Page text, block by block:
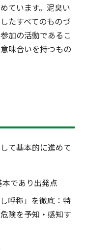
ています。泥臭い
たすべてのものづ
加の活動であるこ
味合いを持つもの
て基本的に進めて
本であり出発点
呼称」を徹底：特
険を予知・感知す